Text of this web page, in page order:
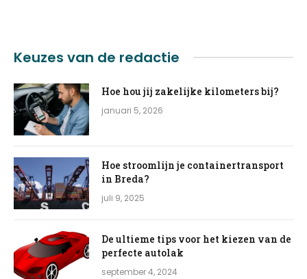
Keuzes van de redactie
Hoe hou jij zakelijke kilometers bij?
januari 5, 2026
Hoe stroomlijn je containertransport
in Breda?
juli 9, 2025
De ultieme tips voor het kiezen van de
perfecte autolak
september 4, 2024